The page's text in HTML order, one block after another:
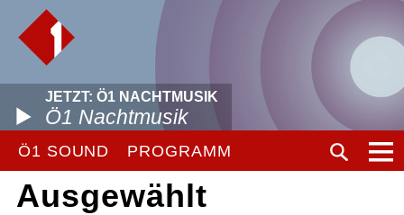
JETZT: Ö1 NACHTMUSIK
Ö1 Nachtmusik
Ö1 SOUND PROGRAMM
Ausgewählt